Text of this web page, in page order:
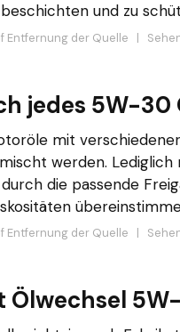
und zu
Entfernung der Quelle |
jedes 5W-30
mit
werden. Lediglich
die passende
Entfernung der Quelle
Ölwechsel